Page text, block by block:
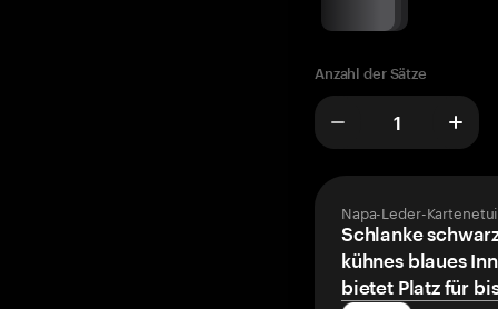
Anzahl der Sätze
Napa-Leder-
Schlanke
kühnes blaues
bietet Platz für